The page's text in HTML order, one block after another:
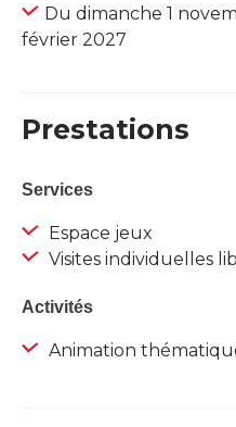
Du dimanche 1
février 2027
Prestations
Services
Espace jeux
Visites individuelles
Activités
Animation